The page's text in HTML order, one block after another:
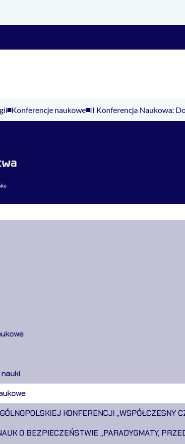
Konferencje naukowe II Konferencja Naukowa:
KONFERENCJI ,,WSPÓŁCZESNY
O BEZPIECZEŃSTWIE „PARADYGMATY,